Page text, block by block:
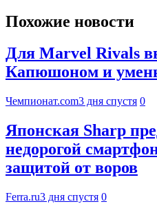
Похожие новости
Для Marvel Rivals
Капюшоном и
Чемпионат.com3 дня спустя 0
Японская Sharp
недорогой
защитой от воров
Ferra.ru3 дня спустя 0